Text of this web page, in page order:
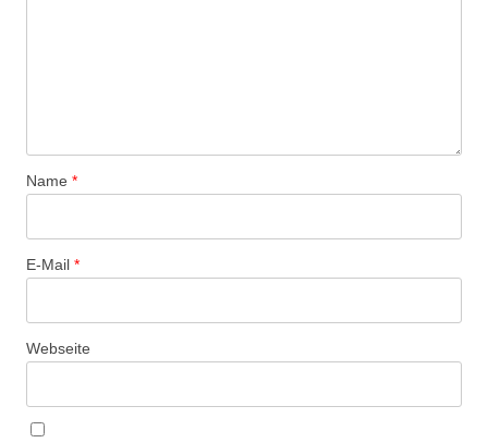
Name *
E-Mail *
Webseite